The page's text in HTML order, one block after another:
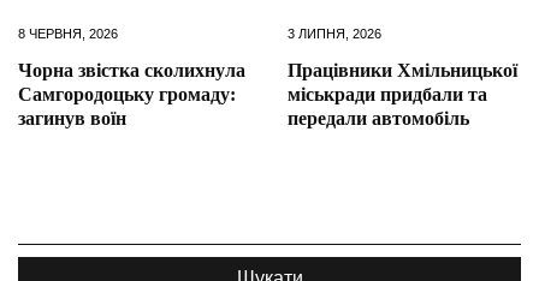
8 ЧЕРВНЯ, 2026
Чорна звістка сколихнула
Самгородоцьку громаду:
загинув воїн
3 ЛИПНЯ, 2026
Працівники Хмільницької
міськради придбали та
передали автомобіль